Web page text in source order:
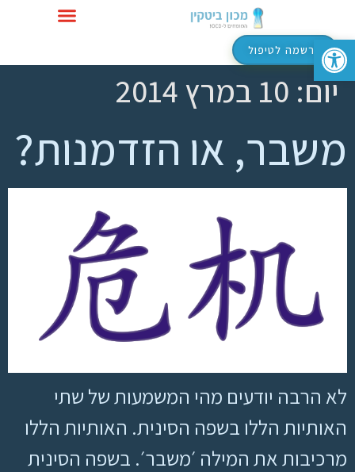
פתח סרגל נגישותהרשמה לטיפול
יום: 10 במרץ 2014
משבר, או הזדמנות?
לא הרבה יודעים מהי המשמעות של שתי
האותיות הללו בשפה הסינית. האותיות הללו
מרכיבות את המילה ׳משבר׳. בשפה הסינית